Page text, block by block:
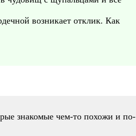
возникает отклик. Как
знакомые чем-то похожи и по-